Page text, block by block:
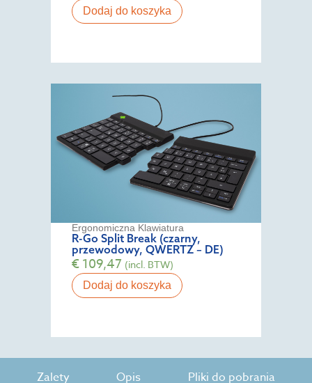
Dodaj do koszyka
Ergonomiczna Klawiatura
R-Go Split Break (czarny,
przewodowy, QWERTZ – DE)
€109,47 (incl. BTW)
Dodaj do koszyka
Zalety Opis Pliki do pobrania